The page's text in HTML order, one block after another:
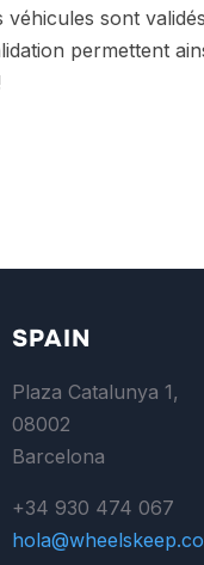
sont
permettent
SPAIN
Plaza Catalunya 1,
08002
Barcelona
+34 930 474 067